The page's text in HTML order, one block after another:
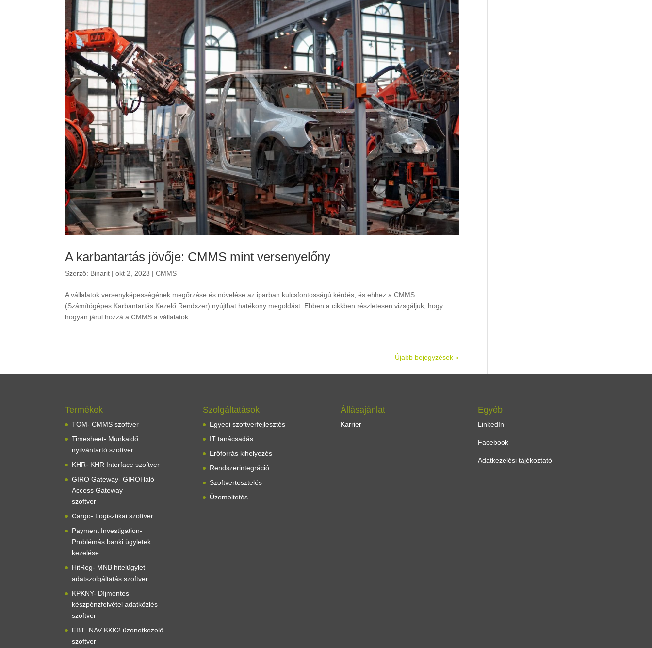
A karbantartás jövője: CMMS mint versenyelőny
Szerző: Binarit |okt 2, 2023 |CMMS
A vállalatok versenyképességének megőrzése és növelése az iparban kulcsfontosságú kérdés, és ehhez a CMMS
(Számítógépes Karbantartás Kezelő Rendszer) nyújthat hatékony megoldást. Ebben a cikkben részletesen vizsgáljuk, hogy
hogyan járul hozzá a CMMS a vállalatok...
Újabb bejegyzések »
Termékek
TOM- CMMS szoftver
Timesheet- Munkaidő
nyilvántartó szoftver
KHR- KHR Interface szoftver
GIRO Gateway- GIROHáló
Access Gateway
szoftver
Cargo- Logisztikai szoftver
Payment Investigation-
Problémás banki ügyletek
kezelése
HitReg- MNB hitelügylet
adatszolgáltatás szoftver
KPKNY- Díjmentes
készpénzfelvétel adatközlés
szoftver
EBT- NAV KKK2 üzenetkezelő
szoftver
Szolgáltatások
Egyedi szoftverfejlesztés
IT tanácsadás
Erőforrás kihelyezés
Rendszerintegráció
Szoftvertesztelés
Üzemeltetés
Állásajánlat
Karrier
Egyéb
LinkedIn
Facebook
Adatkezelési tájékoztató